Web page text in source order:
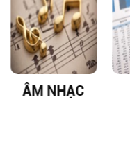
ÂM NHẠC